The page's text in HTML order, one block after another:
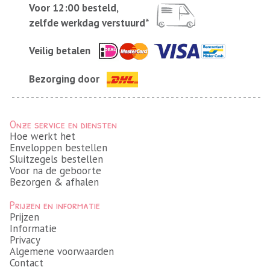
Voor 12:00 besteld,
zelfde werkdag verstuurd*
Veilig betalen
Bezorging door
Onze service en diensten
Hoe werkt het
Enveloppen bestellen
Sluitzegels bestellen
Voor na de geboorte
Bezorgen & afhalen
Prijzen en informatie
Prijzen
Informatie
Privacy
Algemene voorwaarden
Contact